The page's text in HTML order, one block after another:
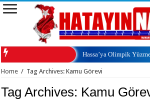
Hassa’ya Olimpik
Home / Tag Archives: Kamu Görevi
Tag Archives: Kamu